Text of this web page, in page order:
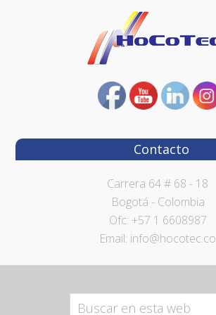
Contacto
Carrera 64 # 68 - 18
Bogotá - Colombia
Ofc: +57 1 6608987
Email: info@hocotec.co
Buscar